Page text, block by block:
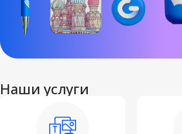
Наши услуги